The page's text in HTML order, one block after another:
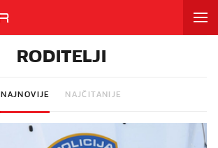
RODITELJI
NAJNOVIJE NAJČITANIJE